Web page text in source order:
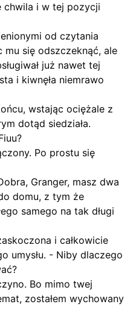
chwila i w tej pozycji
od czytania
mu się odszczeknąć, ale
już nawet tej
i kiwnęła niemrawo
wstając ociężale z
dotąd siedziała.
Po prostu się
Granger, masz dwa
domu, z tym że
samego na tak długi
i całkowicie
umysłu. - Niby dlaczego
Bo mimo twej
zostałem wychowany